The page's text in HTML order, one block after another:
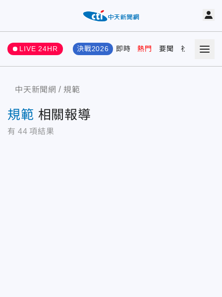
LIVE 24HR 決戰2026 即時 熱門 要聞 社會 娛樂
中天新聞網 規範
規範 相關報導
有 44 項結果